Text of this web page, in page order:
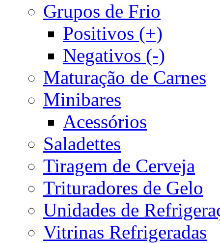
Grupos de Frio
Positivos (+)
Negativos (-)
Maturação de Carnes
Minibares
Acessórios
Saladettes
Tiragem de Cerveja
Trituradores de Gelo
Unidades de
Vitrinas Refrigeradas